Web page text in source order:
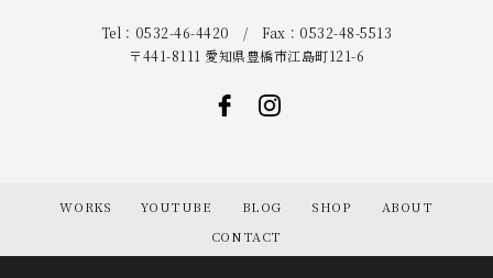
Tel：0532-46-4420 / Fax：0532-48-5513
〒441-8111 愛知県豊橋市江島町121-6
WORKS YOUTUBE BLOG SHOP
ABOUT
CONTACT